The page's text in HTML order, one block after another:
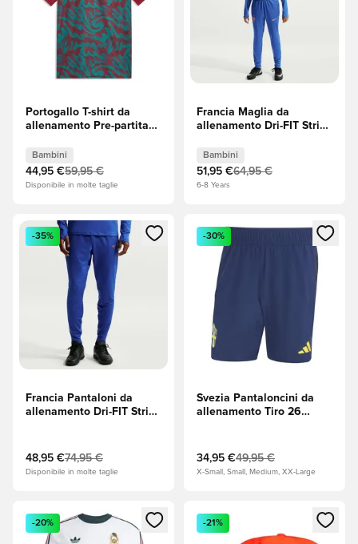
Portogallo T-shirt da
allenamento Pre-partita
Club Red/Laguna verde
Bambini
Bambini
44,95 €59,95 €
Disponibile in molte taglie
Francia Maglia da
allenamento Dri-FIT Strike
2026 - Game Royal
(Blu)/Blackened Blue (Blu-
nero)/Rame metallizzato
Bambini
51,95 €64,95 €
6-8 Years
Apre una finestra modale per accedere o registrarsi come
-35%
Francia Pantaloni da
allenamento Dri-FIT Strike
(Blu)/Blackened Blue (Blu-
nero)/Rame metallizzato
48,95 €74,95 €
Disponibile in molte taglie
Apre una finestra modale
-30%
Svezia Pantaloncini da
allenamento Tiro 26
navy)
34,95 €49,95 €
X-Small, Small, Medium, XX-Large
Apre una finestra modale per accedere o registrarsi come
-20%
Apre una finestra modale
-21%